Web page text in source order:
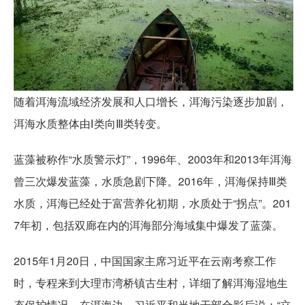
随着洱海流域经济发展和人口增长，洱海污染逐步加剧，
洱海水质整体由Ⅰ类向Ⅲ类转变。
蓝藻被称作“水质警示灯”，1996年、2003年和2013年洱海
曾三次爆发蓝藻，水质急剧下降。2016年，洱海保持Ⅲ类
水质，洱海已经处于富营养化初期，水质处于“拐点”。201
7年初，包括双廊在内的洱海部分海域集中爆发了蓝藻。
2015年1月20日，中国国家主席习近平在云南考察工作
时，专程来到大理市湾桥镇古生村，详细了解洱海湿地生